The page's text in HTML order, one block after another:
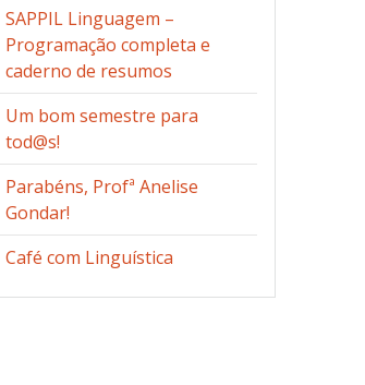
SAPPIL Linguagem –
Programação completa e
caderno de resumos
Um bom semestre para
tod@s!
Parabéns, Profª Anelise
Gondar!
Café com Linguística